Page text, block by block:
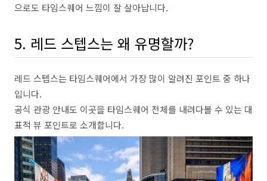
으로도 타임스퀘어 느낌이 잘 살아납니다.
5. 레드 스텝스는 왜 유명할까?
레드 스텝스는 타임스퀘어에서 가장 많이 알려진 포인트 중 하나
입니다.
공식 관광 안내도 이곳을 타임스퀘어 전체를 내려다볼 수 있는 대
표적 뷰 포인트로 소개합니다.